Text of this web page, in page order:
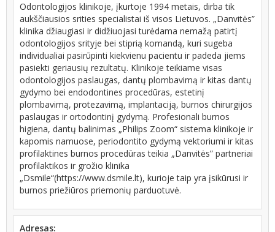
Odontologijos klinikoje, įkurtoje 1994 metais, dirba tik
aukščiausios srities specialistai iš visos Lietuvos. „Danvitės”
klinika džiaugiasi ir didžiuojasi turėdama nemažą patirtį
odontologijos srityje bei stiprią komandą, kuri sugeba
individualiai pasirūpinti kiekvienu pacientu ir padeda jiems
pasiekti geriausių rezultatų. Klinikoje teikiame visas
odontologijos paslaugas, dantų plombavimą ir kitas dantų
gydymo bei endodontines procedūras, estetinį
plombavimą, protezavimą, implantaciją, burnos chirurgijos
paslaugas ir ortodontinį gydymą. Profesionali burnos
higiena, dantų balinimas „Philips Zoom“ sistema klinikoje ir
kapomis namuose, periodontito gydymą vektoriumi ir kitas
profilaktines burnos procedūras teikia „Danvitės” partneriai
profilaktikos ir grožio klinika
„Dsmile“(https://www.dsmile.lt), kurioje taip yra įsikūrusi ir
burnos priežiūros priemonių parduotuvė.
Adresas: